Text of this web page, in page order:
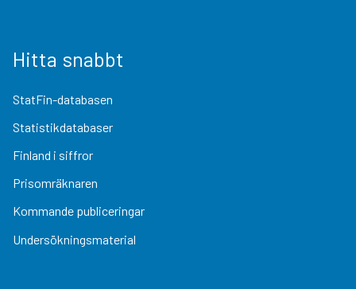
Hitta snabbt
StatFin-databasen
Statistikdatabaser
Finland i siffror
Prisomräknaren
Kommande publiceringar
Undersökningsmaterial